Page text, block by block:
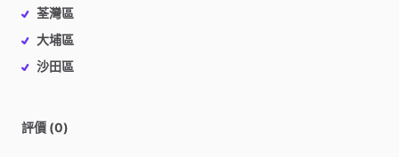
荃灣區
大埔區
沙田區
評價 (0)